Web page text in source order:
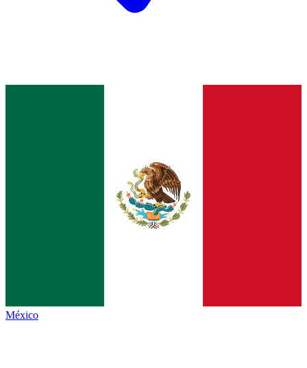
México